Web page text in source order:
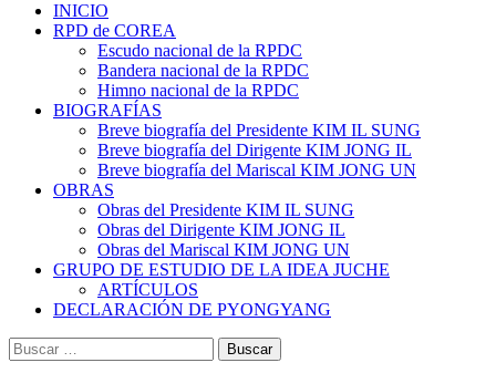
INICIO
RPD de COREA
Escudo nacional de la RPDC
Bandera nacional de la RPDC
Himno nacional de la RPDC
BIOGRAFÍAS
Breve biografía del Presidente KIM IL SUNG
Breve biografía del Dirigente KIM JONG IL
Breve biografía del Mariscal KIM JONG UN
OBRAS
Obras del Presidente KIM IL SUNG
Obras del Dirigente KIM JONG IL
Obras del Mariscal KIM JONG UN
GRUPO DE ESTUDIO DE LA IDEA JUCHE
ARTÍCULOS
DECLARACIÓN DE PYONGYANG
Buscar: